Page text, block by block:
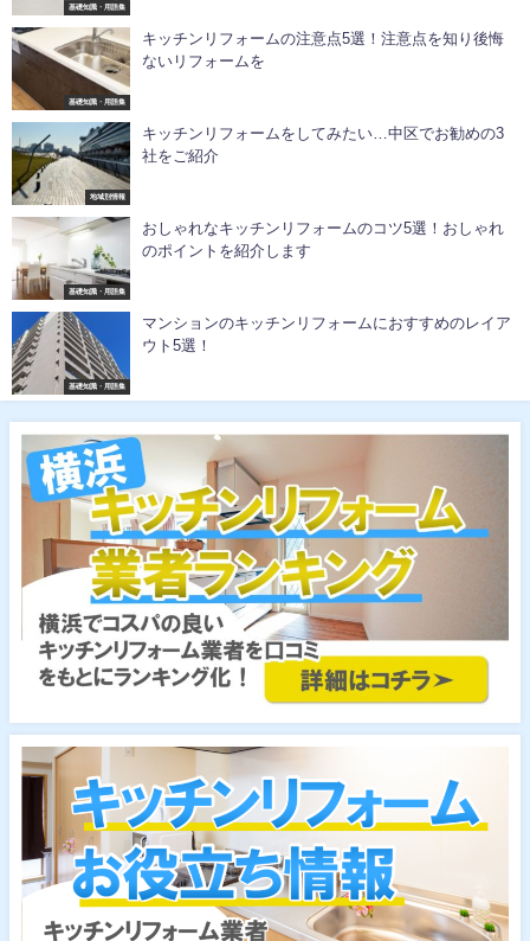
基礎知識・用語集
基礎知識・用語集
キッチンリフォームの注意点5選！注意点を知り後悔
ないリフォームを
地域別情報
キッチンリフォームをしてみたい…中区でお勧めの3
社をご紹介
基礎知識・用語集
おしゃれなキッチンリフォームのコツ5選！おしゃれ
のポイントを紹介します
基礎知識・用語集
マンションのキッチンリフォームにおすすめのレイア
ウト5選！